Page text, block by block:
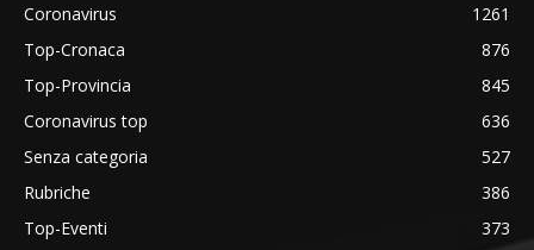
Coronavirus
1261
Top-Cronaca
876
Top-Provincia
845
Coronavirus top
636
Senza categoria
527
Rubriche
386
Top-Eventi
373